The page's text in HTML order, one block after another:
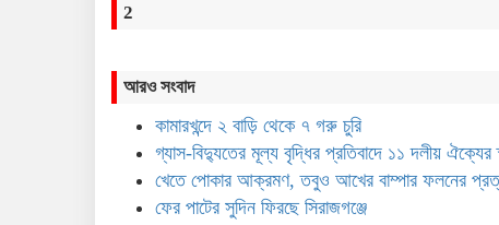
2
আরও সংবাদ
কামারখন্দে ২ বাড়ি থেকে ৭ গরু চুরি
গ্যাস-বিদ্যুতের মূল্য বৃদ্ধির প্রতিবাদে ১১ দলীয় ঐক্যের
খেতে পোকার আক্রমণ, তবুও আখের বাম্পার ফলনের
ফের পাটের সুদিন ফিরছে সিরাজগঞ্জে